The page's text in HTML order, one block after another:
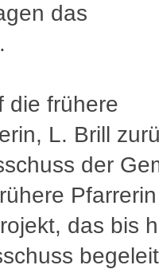
das
die frühere
L. Brill
der
Pfarrerin
das bis